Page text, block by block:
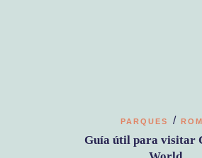
PARQUES /
Guía útil para visitar